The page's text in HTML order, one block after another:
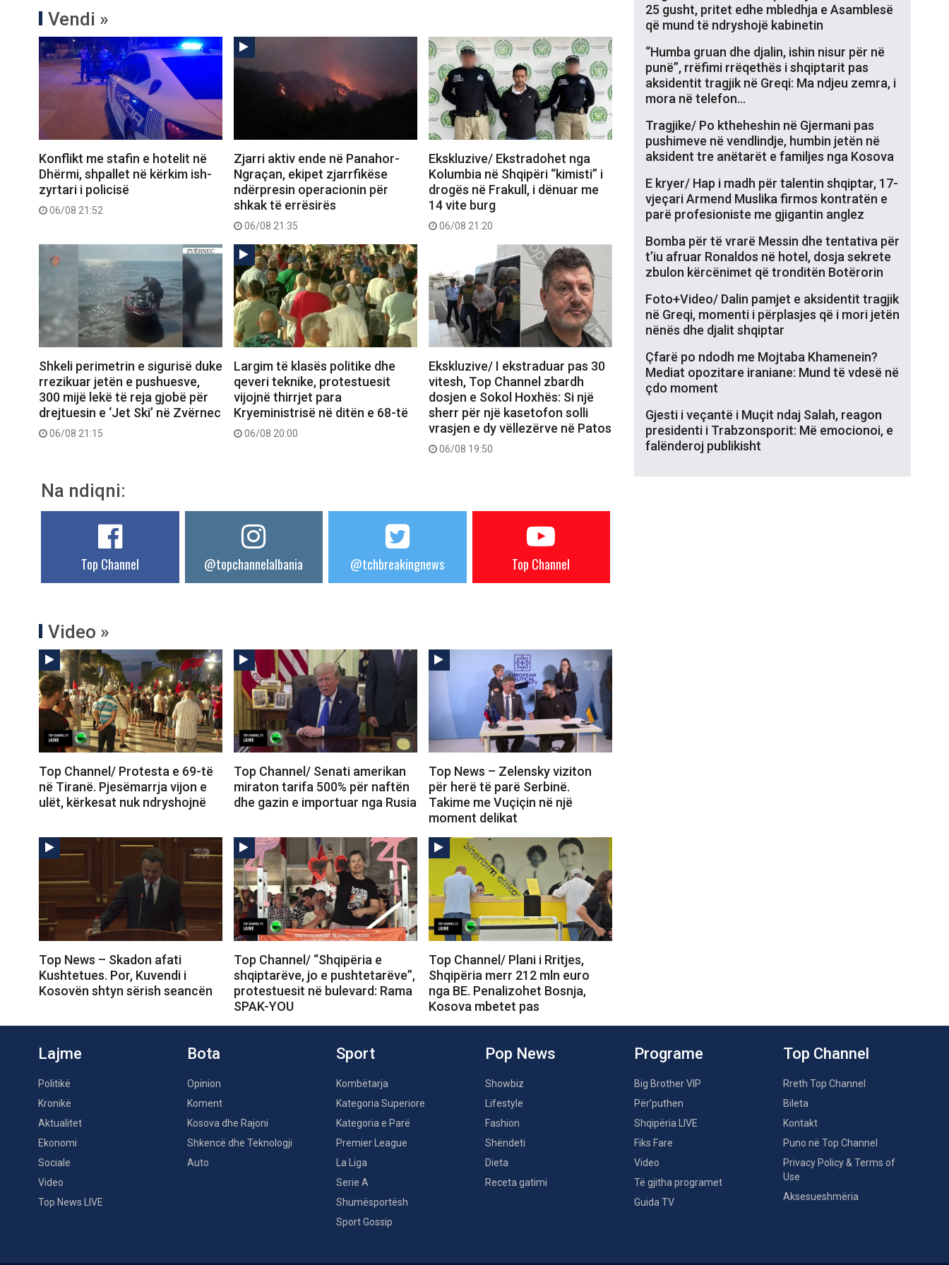
Vendi »
Konflikt me stafin e hotelit në
Dhërmi, shpallet në kërkim ish-
zyrtari i policisë
06/08 21:52
Zjarri aktiv ende në Panahor-
Ngraçan, ekipet zjarrfikëse
ndërpresin operacionin për
shkak të errësirës
06/08 21:35
Ekskluzive/ Ekstradohet nga
Kolumbia në Shqipëri “kimisti” i
drogës në Frakull, i dënuar me
14 vite burg
06/08 21:20
Shkeli perimetrin e sigurisë duke
rrezikuar jetën e pushuesve,
300 mijë lekë të reja gjobë për
drejtuesin e ‘Jet Ski’ në Zvërnec
06/08 21:15
Largim të klasës politike dhe
qeveri teknike, protestuesit
vijojnë thirrjet para
Kryeministrisë në ditën e 68-të
06/08 20:00
Ekskluzive/ I ekstraduar pas 30
vitesh, Top Channel zbardh
dosjen e Sokol Hoxhës: Si një
sherr për një kasetofon solli
vrasjen e dy vëllezërve në Patos
06/08 19:50
Na ndiqni:
Top Channel @topchannelalbania @tchbreakingnews Top Channel
Video »
Top Channel/ Protesta e 69-të
në Tiranë. Pjesëmarrja vijon e
ulët, kërkesat nuk ndryshojnë
Top Channel/ Senati amerikan
miraton tarifa 500% për naftën
dhe gazin e importuar nga Rusia
Top News – Zelensky viziton
për herë të parë Serbinë.
Takime me Vuçiçin në një
moment delikat
Top News – Skadon afati
Kushtetues. Por, Kuvendi i
Kosovën shtyn sërish seancën
Top Channel/ “Shqipëria e
shqiptarëve, jo e pushtetarëve”,
protestuesit në bulevard: Rama
SPAK-YOU
Top Channel/ Plani i Rritjes,
Shqipëria merr 212 mln euro
nga BE. Penalizohet Bosnja,
Kosova mbetet pas
25 gusht, pritet edhe mbledhja e Asamblesë
që mund të ndryshojë kabinetin
“Humba gruan dhe djalin, ishin nisur për në
punë”, rrëfimi rrëqethës i shqiptarit pas
aksidentit tragjik në Greqi: Ma ndjeu zemra, i
mora në telefon…
Tragjike/ Po ktheheshin në Gjermani pas
pushimeve në vendlindje, humbin jetën në
aksident tre anëtarët e familjes nga Kosova
E kryer/ Hap i madh për talentin shqiptar, 17-
vjeçari Armend Muslika firmos kontratën e
parë profesioniste me gjigantin anglez
Bomba për të vrarë Messin dhe tentativa për
t’iu afruar Ronaldos në hotel, dosja sekrete
zbulon kërcënimet që tronditën Botërorin
Foto+Video/ Dalin pamjet e aksidentit tragjik
në Greqi, momenti i përplasjes që i mori jetën
nënës dhe djalit shqiptar
Çfarë po ndodh me Mojtaba Khamenein?
Mediat opozitare iraniane: Mund të vdesë në
çdo moment
Gjesti i veçantë i Muçit ndaj Salah, reagon
presidenti i Trabzonsporit: Më emocionoi, e
falënderoj publikisht
Lajme
Politikë
Kronikë
Aktualitet
Ekonomi
Sociale
Video
Top News LIVE
Bota
Opinion
Koment
Kosova dhe Rajoni
Shkencë dhe Teknologji
Auto
Sport
Kombëtarja
Kategoria Superiore
Kategoria e Parë
Premier League
La Liga
Serie A
Shumësportësh
Sport Gossip
Pop News
Showbiz
Lifestyle
Fashion
Shëndeti
Dieta
Receta gatimi
Programe
Big Brother VIP
Për’puthen
Shqipëria LIVE
Fiks Fare
Video
Të gjitha programet
Guida TV
Top Channel
Rreth Top Channel
Bileta
Kontakt
Puno në Top Channel
Privacy Policy & Terms of
Use
Aksesueshmëria